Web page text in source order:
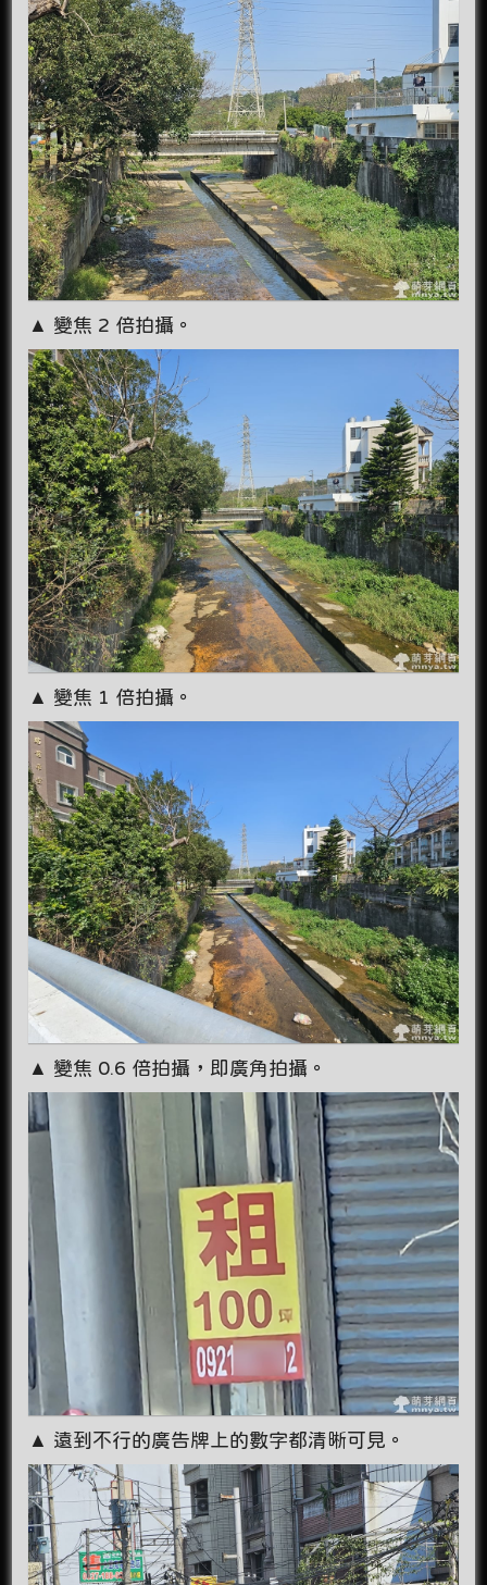
▲ 變焦 2 倍拍攝。
▲ 變焦 1 倍拍攝。
▲ 變焦 0.6 倍拍攝，即廣角拍攝。
▲ 遠到不行的廣告牌上的數字都清晰可見。